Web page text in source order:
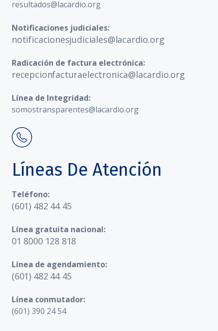
resultados@lacardio.org
Notificaciones judiciales:
notificacionesjudiciales@lacardio.org
Radicación de factura electrónica:
recepcionfacturaelectronica@lacardio.org
Línea de Integridad:
somostransparentes@lacardio.org
Líneas De Atención
Teléfono:
(601) 482 44 45
Línea gratuita nacional:
01 8000 128 818
Línea de agendamiento:
(601) 482 44 45
Línea conmutador:
(601) 390 24 54